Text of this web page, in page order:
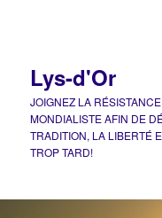
Lys-d'Or
JOIGNEZ LA
MONDIALISTE AFIN DE
TRADITION, LA LIBERTÉ
TROP TARD!